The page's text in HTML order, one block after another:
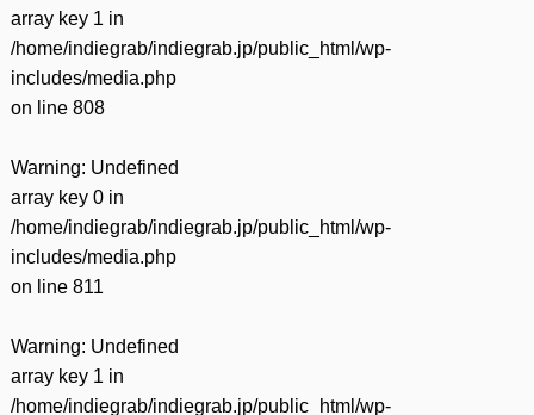
array key 1 in
/home/indiegrab/indiegrab.jp/public_html/wp-
includes/media.php
on line 808
Warning: Undefined
array key 0 in
/home/indiegrab/indiegrab.jp/public_html/wp-
includes/media.php
on line 811
Warning: Undefined
array key 1 in
/home/indiegrab/indiegrab.jp/public_html/wp-